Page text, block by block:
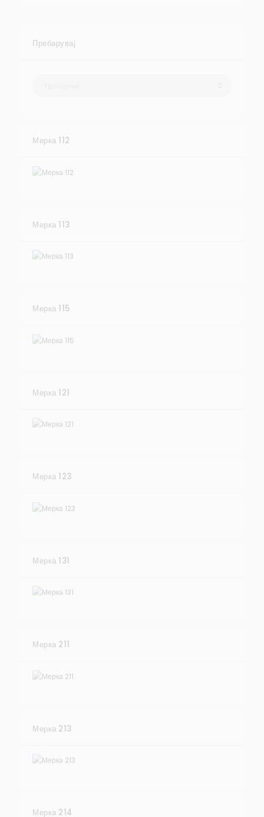
Пребарувај
Мерка 112
Мерка 113
Мерка 115
Мерка 121
Мерка 123
Мерка 131
Мерка 211
Мерка 213
Мерка 214